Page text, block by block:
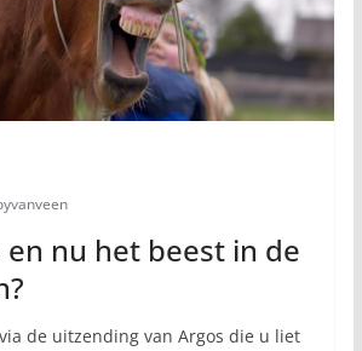
en nu het beest in de
de uitzending van Argos die u liet